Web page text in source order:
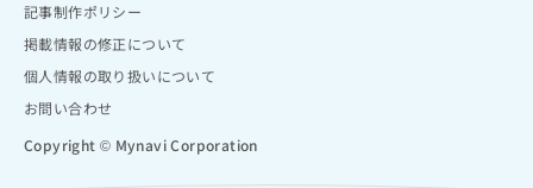
記事制作ポリシー
掲載情報の修正について
個人情報の取り扱いについて
お問い合わせ
Copyright © Mynavi Corporation